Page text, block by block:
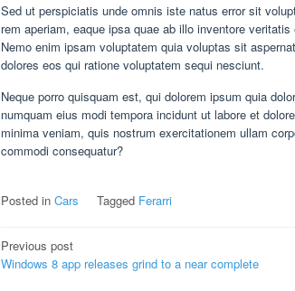
Sed ut perspiciatis unde omnis iste natus error sit
rem aperiam, eaque ipsa quae ab illo inventore
Nemo enim ipsam voluptatem quia voluptas sit
dolores eos qui ratione voluptatem sequi nesciunt.
Neque porro quisquam est, qui dolorem ipsum quia
numquam eius modi tempora incidunt ut labore et
minima veniam, quis nostrum exercitationem ullam
commodi consequatur?
Posted in Cars Tagged Ferarri
Post
navigation
Previous post
Windows 8 app releases grind to a near complete